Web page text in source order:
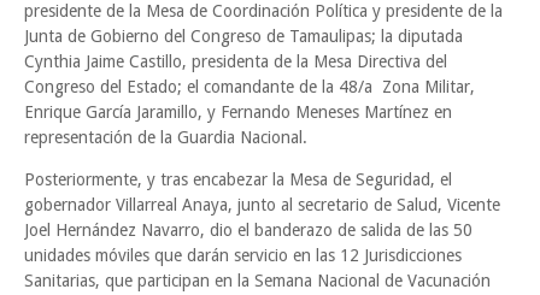
presidente de la Mesa de Coordinación Política y presidente de la
Junta de Gobierno del Congreso de Tamaulipas; la diputada
Cynthia Jaime Castillo, presidenta de la Mesa Directiva del
Congreso del Estado; el comandante de la 48/a Zona Militar,
Enrique García Jaramillo, y Fernando Meneses Martínez en
representación de la Guardia Nacional.
Posteriormente, y tras encabezar la Mesa de Seguridad, el
gobernador Villarreal Anaya, junto al secretario de Salud, Vicente
Joel Hernández Navarro, dio el banderazo de salida de las 50
unidades móviles que darán servicio en las 12 Jurisdicciones
Sanitarias, que participan en la Semana Nacional de Vacunación